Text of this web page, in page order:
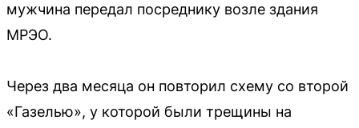
мужчина передал посреднику возле здания
МРЭО.
Через два месяца он повторил схему со второй
«Газелью», у которой были трещины на